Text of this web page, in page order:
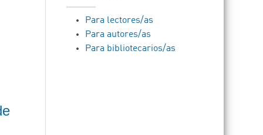
Para lectores/as
Para autores/as
Para bibliotecarios/as